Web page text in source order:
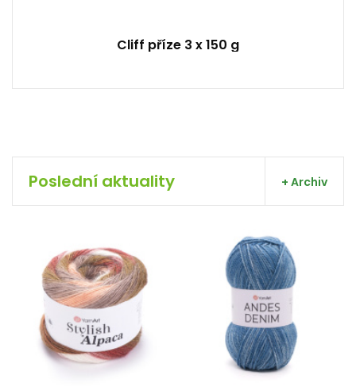
Cliff příze 3 x 150 g
Poslední aktuality + Archiv